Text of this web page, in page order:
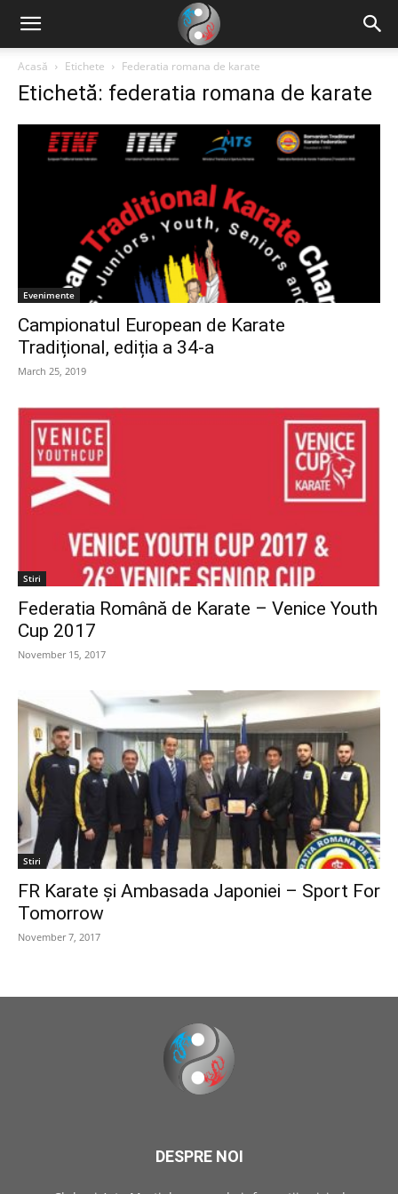
Acasă Etichete Federatia romana de karate
Etichetă: federatia romana de karate
Evenimente
Campionatul European de Karate
Tradițional, ediția a 34-a
March 25, 2019
Stiri
Federatia Română de Karate – Venice Youth
Cup 2017
November 15, 2017
Stiri
FR Karate și Ambasada Japoniei – Sport For
Tomorrow
November 7, 2017
DESPRE NOI